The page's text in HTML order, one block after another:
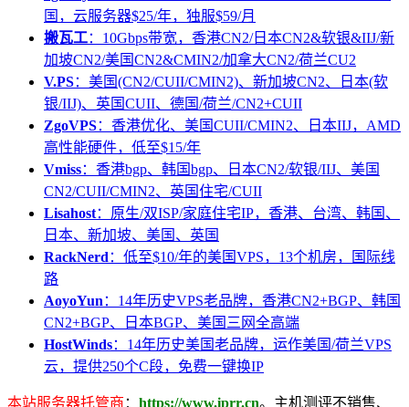
国，云服务器$25/年，独服$59/月
搬瓦工：10Gbps带宽，香港CN2/日本CN2&软银&IIJ/新
加坡CN2/美国CN2&CMIN2/加拿大CN2/荷兰CU2
V.PS：美国(CN2/CUII/CMIN2)、新加坡CN2、日本(软
银/IIJ)、英国CUII、德国/荷兰/CN2+CUII
ZgoVPS：香港优化、美国CUII/CMIN2、日本IIJ，AMD
高性能硬件，低至$15/年
Vmiss：香港bgp、韩国bgp、日本CN2/软银/IIJ、美国
CN2/CUII/CMIN2、英国住宅/CUII
Lisahost：原生/双ISP/家庭住宅IP，香港、台湾、韩国、
日本、新加坡、美国、英国
RackNerd ：低至$10/年的美国VPS，13个机房，国际线
路
AoyoYun ：14年历史VPS老品牌，香港CN2+BGP、韩国
CN2+BGP、日本BGP、美国三网全高端
HostWinds：14年历史美国老品牌，运作美国/荷兰VPS
云，提供250个C段，免费一键换IP
本站服务器托管商 ： https://www.iprr.cn。主机测评不销售、